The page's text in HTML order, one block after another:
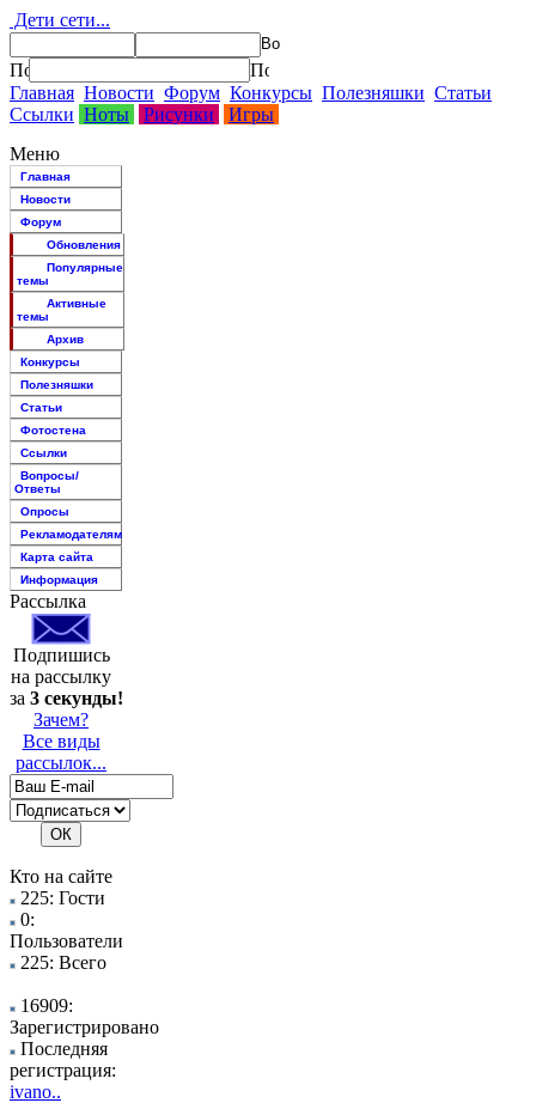
Дети сети...
Главная Новости Форум Конкурсы Полезняшки Статьи
Ссылки Ноты Рисунки
Игры
Меню
Главная
Новости
Форум
Обновления
Популярные
темы
Активные
темы
Архив
Конкурсы
Полезняшки
Статьи
Фотостена
Ссылки
Вопросы/
Ответы
Опросы
Рекламодателям
Карта сайта
Информация
Рассылка
Подпишись
на рассылку
за 3 секунды!
Зачем?
Все виды
рассылок...
Кто на сайте
225: Гости
0:
Пользователи
225: Всего
16909:
Зарегистрировано
Последняя
регистрация:
ivano..